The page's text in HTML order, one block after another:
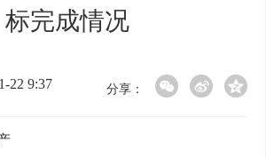
标完成情况
22 9:37 分享：